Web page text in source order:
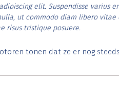
elit. Suspendisse varius
ut commodo diam libero
risus tristique posuere.
tonen dat ze er nog